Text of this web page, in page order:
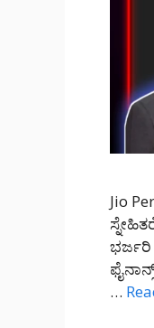
Jio
…